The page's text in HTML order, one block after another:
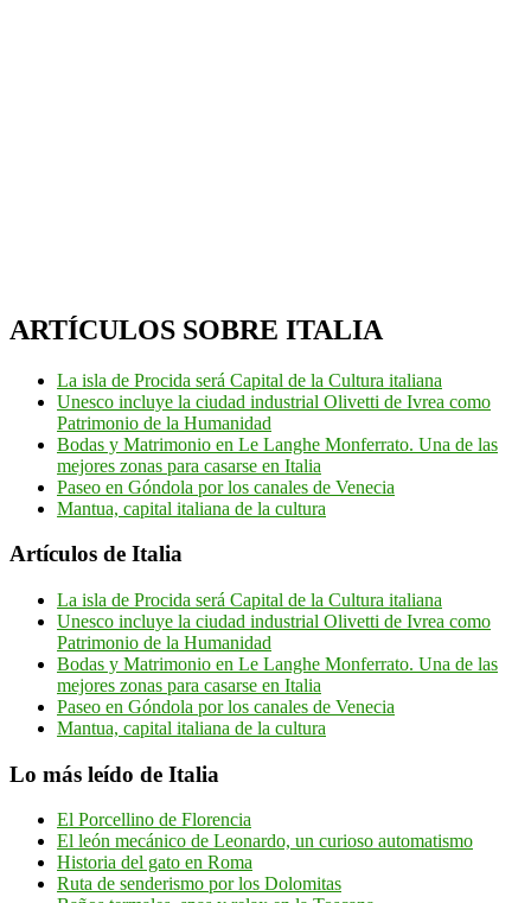
ARTÍCULOS SOBRE ITALIA
La isla de Procida será Capital de la Cultura italiana
Unesco incluye la ciudad industrial Olivetti de Ivrea como
Patrimonio de la Humanidad
Bodas y Matrimonio en Le Langhe Monferrato. Una de las
mejores zonas para casarse en Italia
Paseo en Góndola por los canales de Venecia
Mantua, capital italiana de la cultura
Artículos de Italia
La isla de Procida será Capital de la Cultura italiana
Unesco incluye la ciudad industrial Olivetti de Ivrea como
Patrimonio de la Humanidad
Bodas y Matrimonio en Le Langhe Monferrato. Una de las
mejores zonas para casarse en Italia
Paseo en Góndola por los canales de Venecia
Mantua, capital italiana de la cultura
Lo más leído de Italia
El Porcellino de Florencia
El león mecánico de Leonardo, un curioso automatismo
Historia del gato en Roma
Ruta de senderismo por los Dolomitas